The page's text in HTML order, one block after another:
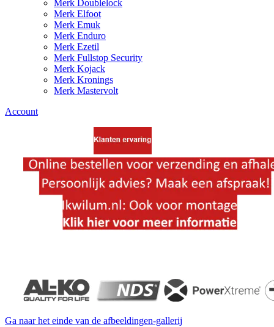
Merk Doublelock
Merk Elfoot
Merk Emuk
Merk Enduro
Merk Ezetil
Merk Fullstop Security
Merk Kojack
Merk Kronings
Merk Mastervolt
Account
Ga naar het einde van de afbeeldingen-gallerij